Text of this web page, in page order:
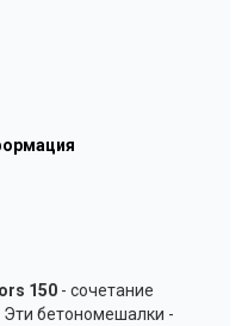
150 - сочетание
Эти бетономешалки -